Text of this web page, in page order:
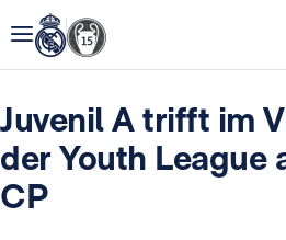
Juvenil A trifft im
der Youth League
CP